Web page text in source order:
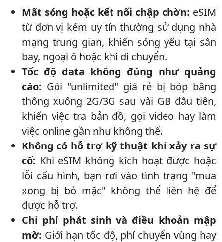
Mất sóng hoặc kết nối chập chờn: eSIM
từ đơn vị kém uy tín thường sử dụng nhà
mạng trung gian, khiến sóng yếu tại sân
bay, ngoại ô hoặc khi di chuyển.
Tốc độ data không đúng như quảng
cáo: Gói "unlimited" giá rẻ bị bóp băng
thông xuống 2G/3G sau vài GB đầu tiên,
khiến việc tra bản đồ, gọi video hay làm
việc online gần như không thể.
Không có hỗ trợ kỹ thuật khi xảy ra sự
cố: Khi eSIM không kích hoạt được hoặc
lỗi cấu hình, bạn rơi vào tình trạng "mua
xong bị bỏ mặc" không thể liên hệ để
được hỗ trợ.
Chi phí phát sinh và điều khoản mập
mờ: Giới hạn tốc độ, phí chuyển vùng hay